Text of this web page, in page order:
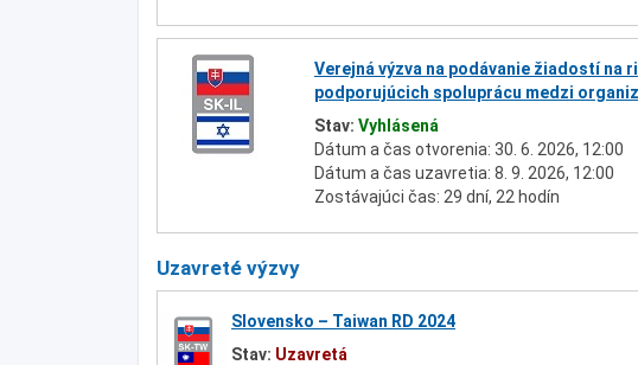
Verejná výzva na podávanie žiadostí na
podporujúcich spoluprácu medzi
Stav: Vyhlásená
Dátum a čas otvorenia: 30. 6. 2026, 12:00
Dátum a čas uzavretia: 8. 9. 2026, 12:00
Zostávajúci čas: 29 dní, 22 hodín
Uzavreté výzvy
Slovensko – Taiwan RD 2024
Stav: Uzavretá